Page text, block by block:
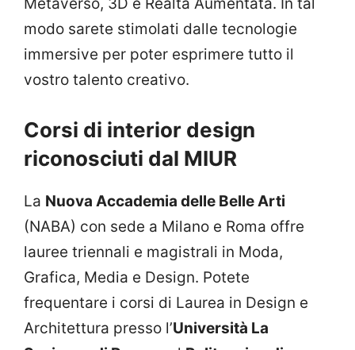
Metaverso, 3D e Realtà Aumentata. In tal
modo sarete stimolati dalle tecnologie
immersive per poter esprimere tutto il
vostro talento creativo.
Corsi di interior design
riconosciuti dal MIUR
La Nuova Accademia delle Belle Arti
(NABA) con sede a Milano e Roma offre
lauree triennali e magistrali in Moda,
Grafica, Media e Design. Potete
frequentare i corsi di Laurea in Design e
Architettura presso l’Università La